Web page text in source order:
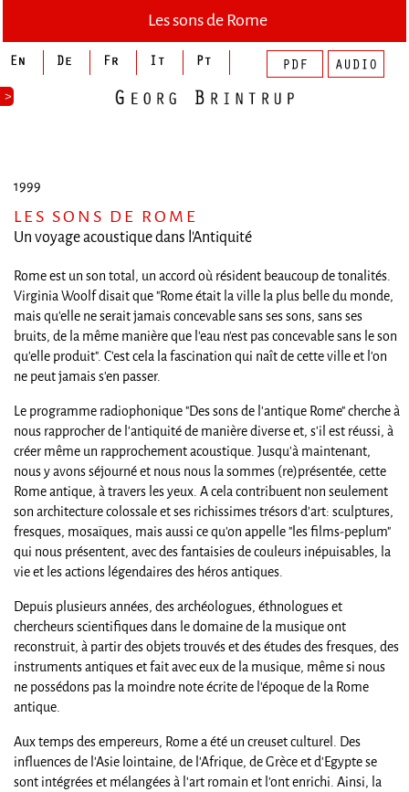
>
Les sons de Rome
1999
LES SONS DE ROME
Un voyage acoustique dans l'Antiquité
Rome est un son total, un accord où résident beaucoup de tonalités.
Virginia Woolf disait que "Rome était la ville la plus belle du monde,
mais qu'elle ne serait jamais concevable sans ses sons, sans ses
bruits, de la même manière que l'eau n'est pas concevable sans le son
qu'elle produit". C'est cela la fascination qui naît de cette ville et l'on
ne peut jamais s'en passer.
Le programme radiophonique "Des sons de l'antique Rome" cherche à
nous rapprocher de l'antiquité de manière diverse et, s'il est réussi, à
créer même un rapprochement acoustique. Jusqu'à maintenant,
nous y avons séjourné et nous nous la sommes (re)présentée, cette
Rome antique, à travers les yeux. A cela contribuent non seulement
son architecture colossale et ses richissimes trésors d'art: sculptures,
fresques, mosaïques, mais aussi ce qu'on appelle "les films-peplum"
qui nous présentent, avec des fantaisies de couleurs inépuisables, la
vie et les actions légendaires des héros antiques.
Depuis plusieurs années, des archéologues, éthnologues et
chercheurs scientifiques dans le domaine de la musique ont
reconstruit, à partir des objets trouvés et des études des fresques, des
instruments antiques et fait avec eux de la musique, même si nous
ne possédons pas la moindre note écrite de l'époque de la Rome
antique.
Aux temps des empereurs, Rome a été un creuset culturel. Des
influences de l'Asie lointaine, de l'Afrique, de Grèce et d'Egypte se
sont intégrées et mélangées à l'art romain et l'ont enrichi. Ainsi, la